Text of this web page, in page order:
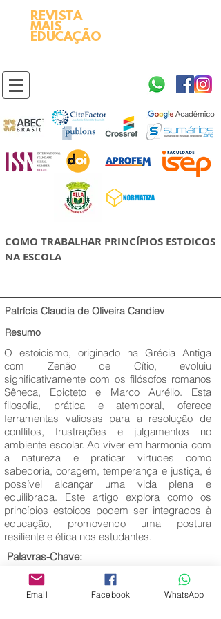
REVISTA
MAIS
EDUCAÇÃO
COMO TRABALHAR PRINCÍPIOS ESTOICOS
NA ESCOLA
Patrícia Claudia de Oliveira Candiev
Resumo
O estoicismo, originado na Grécia Antiga
com Zenão de Cítio, evoluiu
significativamente com os filósofos romanos
Sêneca, Epicteto e Marco Aurélio. Esta
filosofia, prática e atemporal, oferece
ferramentas valiosas para a resolução de
conflitos, frustrações e julgamentos no
ambiente escolar. Ao viver em harmonia com
a natureza e praticar virtudes como
sabedoria, coragem, temperança e justiça, é
possível alcançar uma vida plena e
equilibrada. Este artigo explora como os
princípios estoicos podem ser integrados à
educação, promovendo uma postura
resiliente e ética nos estudantes.
Palavras-Chave:
Email Facebook WhatsApp